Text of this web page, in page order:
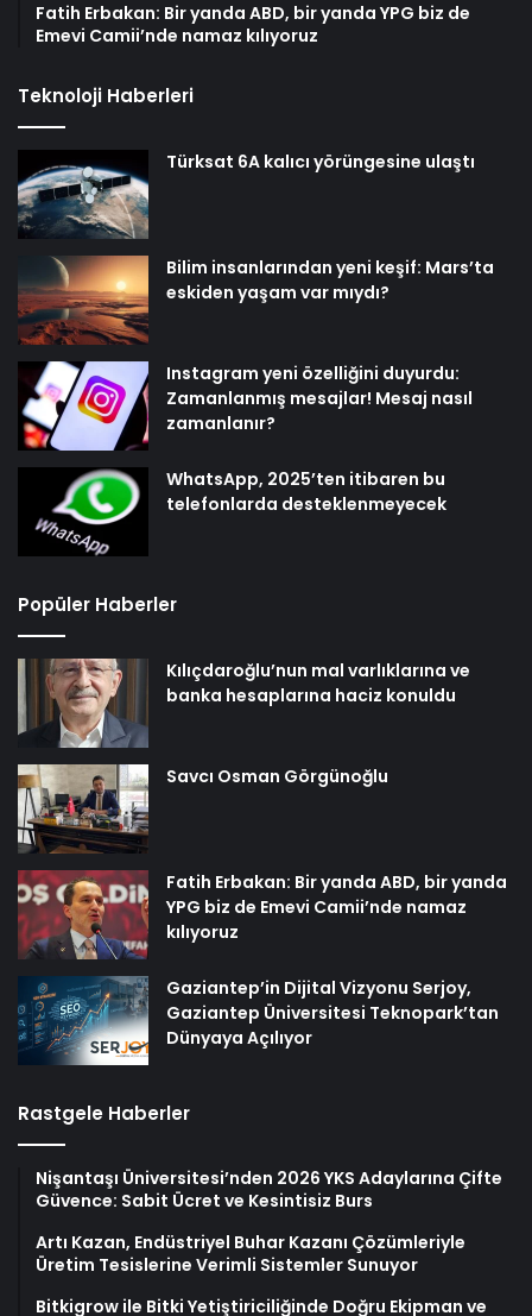
Fatih Erbakan: Bir yanda ABD, bir yanda YPG biz de
Emevi Camii’nde namaz kılıyoruz
Teknoloji Haberleri
Türksat 6A kalıcı yörüngesine ulaştı
Bilim insanlarından yeni keşif: Mars’ta
eskiden yaşam var mıydı?
Instagram yeni özelliğini duyurdu:
Zamanlanmış mesajlar! Mesaj nasıl
zamanlanır?
WhatsApp, 2025’ten itibaren bu
telefonlarda desteklenmeyecek
Popüler Haberler
Kılıçdaroğlu’nun mal varlıklarına ve
banka hesaplarına haciz konuldu
Savcı Osman Görgünoğlu
Fatih Erbakan: Bir yanda ABD, bir yanda
YPG biz de Emevi Camii’nde namaz
kılıyoruz
Gaziantep’in Dijital Vizyonu Serjoy,
Gaziantep Üniversitesi Teknopark’tan
Dünyaya Açılıyor
Rastgele Haberler
Nişantaşı Üniversitesi’nden 2026 YKS Adaylarına Çifte
Güvence: Sabit Ücret ve Kesintisiz Burs
Artı Kazan, Endüstriyel Buhar Kazanı Çözümleriyle
Üretim Tesislerine Verimli Sistemler Sunuyor
Bitkigrow ile Bitki Yetiştiriciliğinde Doğru Ekipman ve